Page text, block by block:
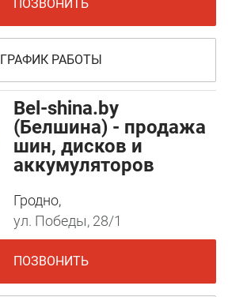
ПОЗВОНИТЬ
ГРАФИК РАБОТЫ
Bel-shina.by
(Белшина) - продажа
шин, дисков и
аккумуляторов
Гродно,
ул. Победы, 28/1
ПОЗВОНИТЬ